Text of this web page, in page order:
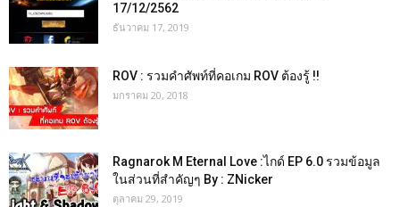
17/12/2562
ธันวาคม 17, 2019
ROV : รวมคำศัพท์ที่คอเกม ROV ต้องรู้ !!
มกราคม 20, 2018
Ragnarok M Eternal Love :ไกด์ EP 6.0 รวมข้อมูล
ในส่วนที่สำคัญๆ By : ZNicker
ตุลาคม 29, 2019